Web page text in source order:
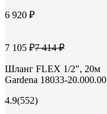
6 920 ₽
7 105 ₽7 414 ₽
Шланг FLEX 1/2", 20м
Gardena 18033-20.000.00
4.9(552)